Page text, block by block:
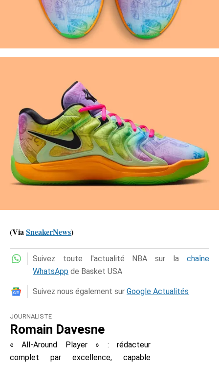
(ViaSneakerNews)
Suivez toute l'actualité NBA sur la chaîne
WhatsApp de Basket USA
Suivez nous également sur Google Actualités
JOURNALISTE
Romain Davesne
« All-Around Player » : rédacteur
complet par excellence, capable